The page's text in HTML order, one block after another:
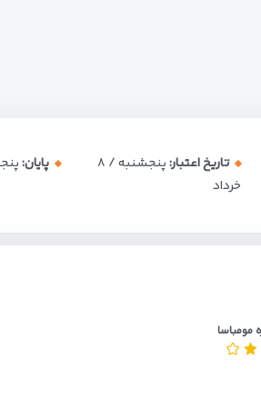
تاریخ اعتبار:
پنجشنبه / ۸
خرداد
پایان: